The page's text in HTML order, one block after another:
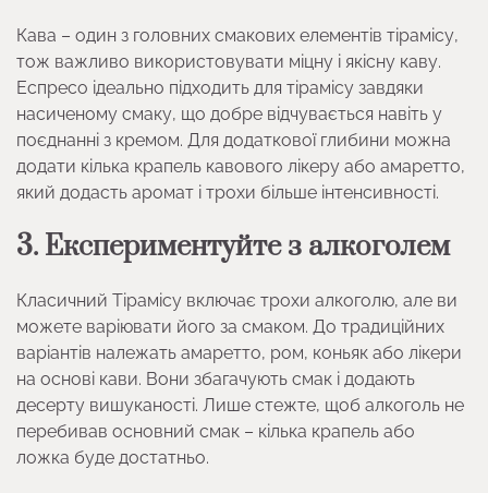
Кава – один з головних смакових елементів тірамісу,
тож важливо використовувати міцну і якісну каву.
Еспресо ідеально підходить для тірамісу завдяки
насиченому смаку, що добре відчувається навіть у
поєднанні з кремом. Для додаткової глибини можна
додати кілька крапель кавового лікеру або амаретто,
який додасть аромат і трохи більше інтенсивності.
3. Експериментуйте з алкоголем
Класичний Тірамісу включає трохи алкоголю, але ви
можете варіювати його за смаком. До традиційних
варіантів належать амаретто, ром, коньяк або лікери
на основі кави. Вони збагачують смак і додають
десерту вишуканості. Лише стежте, щоб алкоголь не
перебивав основний смак – кілька крапель або
ложка буде достатньо.